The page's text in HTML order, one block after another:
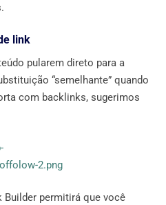
link
pularem direto para a
“semelhante” quando
com backlinks, sugerimos
2.png
Builder permitirá que você